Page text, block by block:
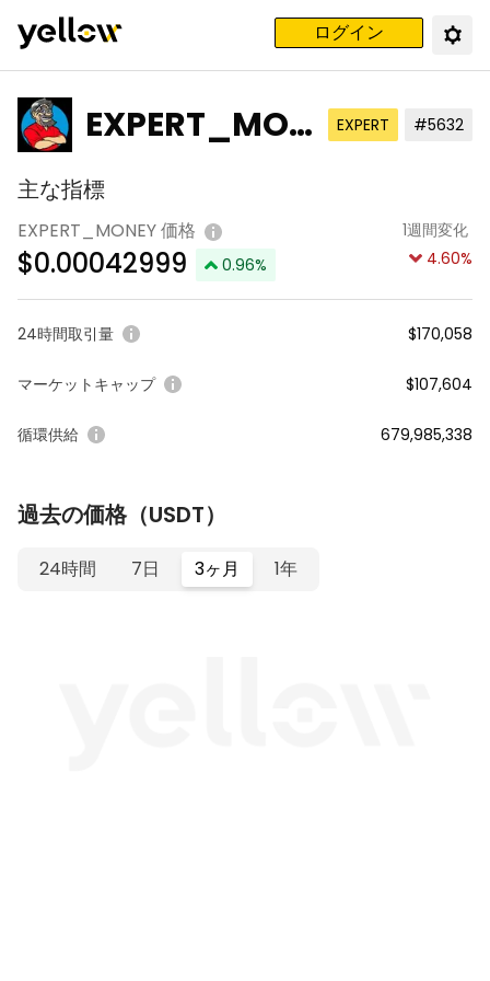
ログイン
EXPERT_MON
EY
EXPERT #5632
主な指標
EXPERT_MONEY 価格
$0.00042999 0.96%
1週間変化
4.60%
24時間取引量 $170,058
マーケットキャップ $107,604
循環供給 679,985,338
過去の価格（USDT）
24時間 7日 3ヶ月 1年